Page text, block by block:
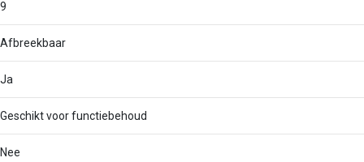
9
Afbreekbaar
Ja
Geschikt voor functiebehoud
Nee